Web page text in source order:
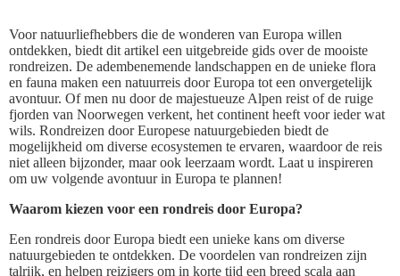
Voor natuurliefhebbers die de wonderen van Europa willen
ontdekken, biedt dit artikel een uitgebreide gids over de mooiste
rondreizen. De adembenemende landschappen en de unieke flora
en fauna maken een natuurreis door Europa tot een onvergetelijk
avontuur. Of men nu door de majestueuze Alpen reist of de ruige
fjorden van Noorwegen verkent, het continent heeft voor ieder wat
wils. Rondreizen door Europese natuurgebieden biedt de
mogelijkheid om diverse ecosystemen te ervaren, waardoor de reis
niet alleen bijzonder, maar ook leerzaam wordt. Laat u inspireren
om uw volgende avontuur in Europa te plannen!
Waarom kiezen voor een rondreis door Europa?
Een rondreis door Europa biedt een unieke kans om diverse
natuurgebieden te ontdekken. De voordelen van rondreizen zijn
talrijk, en helpen reizigers om in korte tijd een breed scala aan